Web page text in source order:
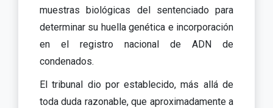
muestras biológicas del sentenciado para
determinar su huella genética e incorporación
en el registro nacional de ADN de
condenados.
El tribunal dio por establecido, más allá de
toda duda razonable, que aproximadamente a